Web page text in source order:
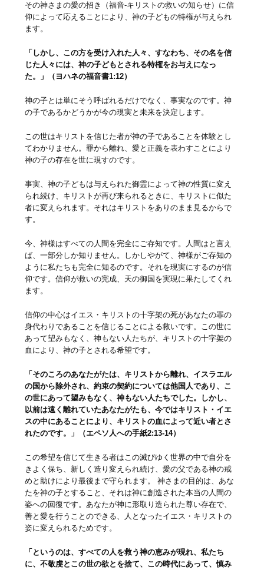
その神さまの愛の招き（福音‐キリストの救いの知らせ）に信
仰によって応えることにより、神の子どもの特権が与えられ
ます。
「しかし、この方を受け入れた人々、すなわち、その名を信
じた人々には、神の子どもとされる特権をお与えになっ
た。」（ヨハネの福音書1:12）
神の子とは単にそう呼ばれるだけでなく、事実なのです。神
の子であるかどうかが今の現実と未来を決定します。
この世はキリストを信じた者が神の子であることを体験とし
てわかりません。罪から離れ、愛と正義を表わすことにより
神の子の存在を世に現すのです。
事実、神の子どもは与えられた御霊によって神の性質に変え
られ続け、キリストが再び来られるときに、キリストに似た
者に変えられます。それはキリストをありのまま見るからで
す。
今、神様はすべての人間を完全にご存知です。人間はと言え
ば、一部分しか知りません。しかしやがて、神様がご存知の
ように私たちも完全に知るのです。それを現実にするのが信
仰です。信仰が救いの完成、天の御国を実現に果たしてくれ
ます。
信仰の中心はイエス・キリストの十字架の死があなたの罪の
身代わりであることを信じることによる救いです。この世に
あって望みもなく、神もない人たちが、キリストの十字架の
血により、神の子とされる希望です。
「そのころのあなたがたは、キリストから離れ、イスラエル
の国から除外され、約束の契約については他国人であり、こ
の世にあって望みもなく、神もない人たちでした。しかし、
以前は遠く離れていたあなたがたも、今ではキリスト・イエ
スの中にあることにより、キリストの血によって近い者とさ
れたのです。」（エペソ人への手紙2:13-14）
この希望を信じて生きる者はこの滅びゆく世界の中で自分を
きよく保ち、新しく造り変えられ続け、愛の父である神の戒
めと助けにより最後まで守られます。 神さまの目的は、あな
たを神の子とすること、それは神に創造された本当の人間の
姿への回復です。あなたが神に形取り造られた尊い存在で、
善と愛を行うことのできる、人となったイエス・キリストの
姿に変えられるためです。
「というのは、すべての人を救う神の恵みが現れ、私たち
に、不敬虔とこの世の欲とを捨て、この時代にあって、慎み